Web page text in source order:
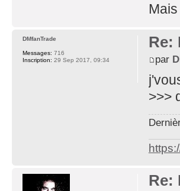
Re:
par
>>>
DMfanTrade
Messages: 716
Inscription: 29 Sep 2017, 09:34
Re: